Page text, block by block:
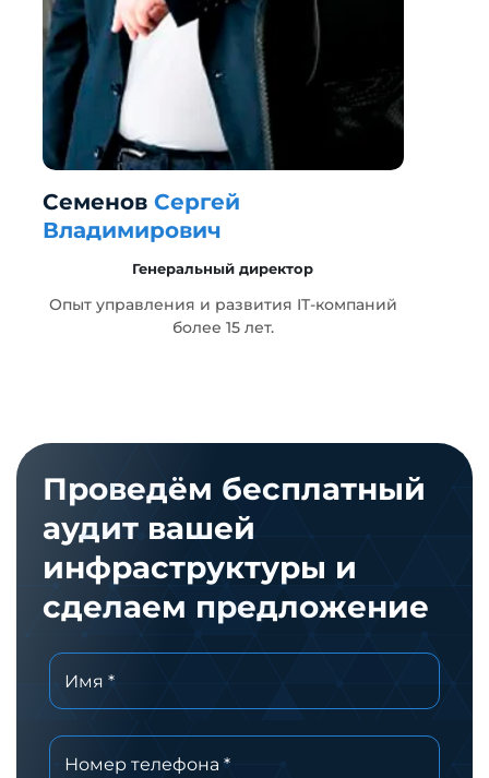
Семенов Сергей
Владимирович
Генеральный директор
Опыт управления и развития IT-компаний
более 15 лет.
Проведём бесплатный
аудит вашей
инфраструктуры и
сделаем предложение